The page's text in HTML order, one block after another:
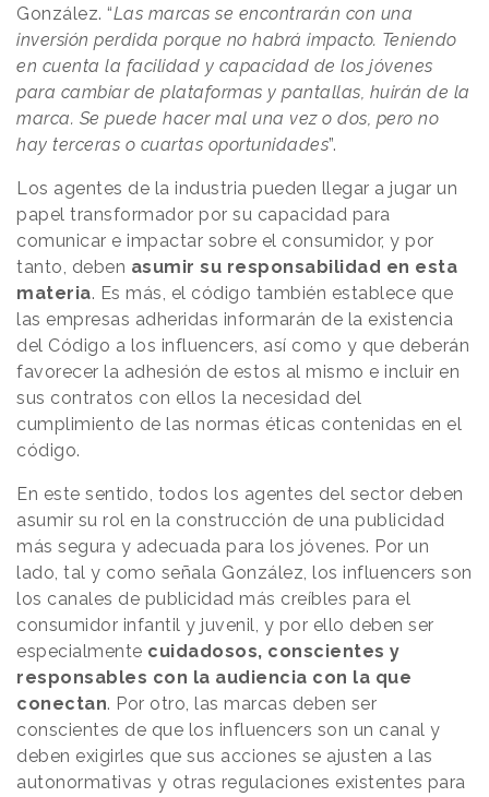
González. “Las marcas se encontrarán con una
inversión perdida porque no habrá impacto. Teniendo
en cuenta la facilidad y capacidad de los jóvenes
para cambiar de plataformas y pantallas, huirán de la
marca. Se puede hacer mal una vez o dos, pero no
hay terceras o cuartas oportunidades”.
Los agentes de la industria pueden llegar a jugar un
papel transformador por su capacidad para
comunicar e impactar sobre el consumidor, y por
tanto, deben asumir su responsabilidad en esta
materia. Es más, el código también establece que
las empresas adheridas informarán de la existencia
del Código a los influencers, así como y que deberán
favorecer la adhesión de estos al mismo e incluir en
sus contratos con ellos la necesidad del
cumplimiento de las normas éticas contenidas en el
código.
En este sentido, todos los agentes del sector deben
asumir su rol en la construcción de una publicidad
más segura y adecuada para los jóvenes. Por un
lado, tal y como señala González, los influencers son
los canales de publicidad más creíbles para el
consumidor infantil y juvenil, y por ello deben ser
especialmente cuidadosos, conscientes y
responsables con la audiencia con la que
conectan. Por otro, las marcas deben ser
conscientes de que los influencers son un canal y
deben exigirles que sus acciones se ajusten a las
autonormativas y otras regulaciones existentes para